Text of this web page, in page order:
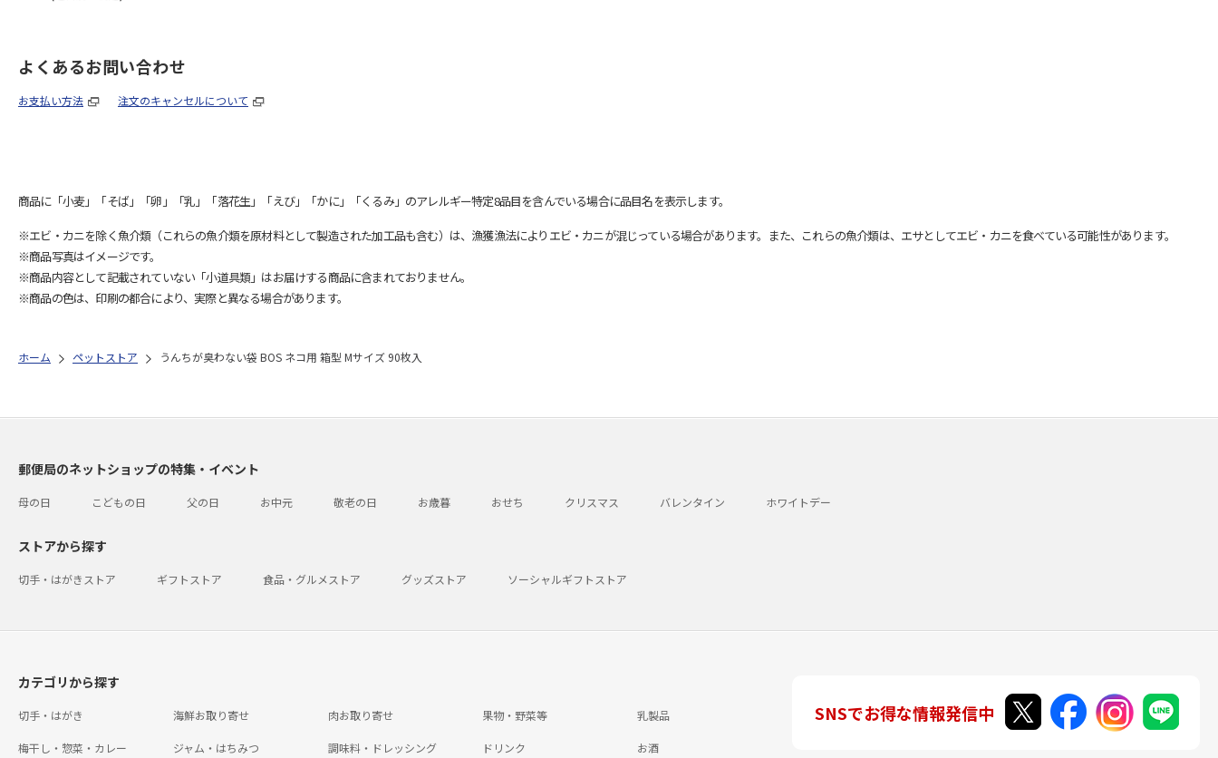
よくあるお問い合わせ
お支払い方法 注文のキャンセルについて
商品に「小麦」「そば」「卵」「乳」「落花生」「えび」「かに」「くるみ」のアレルギー特定8品目を含んでいる場合に品目名を表示します。
※エビ・カニを除く魚介類（これらの魚介類を原材料として製造された加工品も含む）は、漁獲漁法によりエビ・カニが混じっている場合があります。また、これらの魚介類は、エサとしてエビ・カニを食べている可能性があります。
※商品写真はイメージです。
※商品内容として記載されていない「小道具類」はお届けする商品に含まれておりません。
※商品の色は、印刷の都合により、実際と異なる場合があります。
ホーム ペットストア うんちが臭わない袋 BOS ネコ用 箱型 Mサイズ 90枚入
郵便局のネットショップの特集・イベント
母の日 こどもの日 父の日 お中元 敬老の日 お歳暮 おせち クリスマス バレンタイン ホワイトデー
ストアから探す
切手・はがきストア ギフトストア 食品・グルメストア グッズストア ソーシャルギフトストア
カテゴリから探す
切手・はがき 海鮮お取り寄せ 肉お取り寄せ 果物・野菜等 乳製品
梅干し・惣菜・カレー ジャム・はちみつ 調味料・ドレッシング ドリンク お酒
SNSでお得な情報発信中